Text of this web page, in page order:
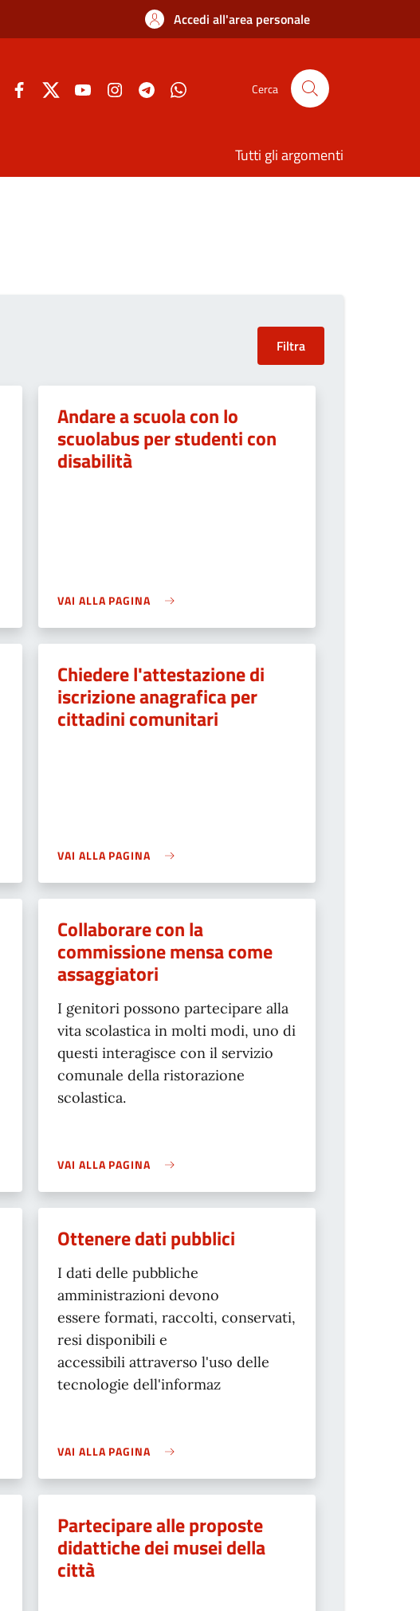
Accedi all'area personale
Cerca
Tutti gli argomenti
Andare a scuola con lo
scuolabus per studenti con
disabilità
VAI ALLA PAGINA
Chiedere l'attestazione di
iscrizione anagrafica per
cittadini comunitari
VAI ALLA PAGINA
Collaborare con la
commissione mensa come
assaggiatori
I genitori possono partecipare alla
vita scolastica in molti modi, uno di
questi interagisce con il servizio
comunale della ristorazione
scolastica.
VAI ALLA PAGINA
Ottenere dati pubblici
I dati delle pubbliche
amministrazioni devono
essere formati, raccolti, conservati,
resi disponibili e
accessibili attraverso l'uso delle
tecnologie dell'informaz
VAI ALLA PAGINA
Partecipare alle proposte
didattiche dei musei della
città